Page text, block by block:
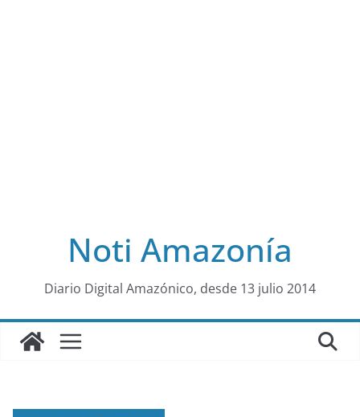
al
Noti Amazonía
Diario Digital Amazónico, desde 13 julio 2014